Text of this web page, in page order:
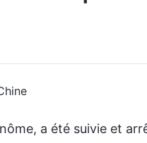
a été suivie et